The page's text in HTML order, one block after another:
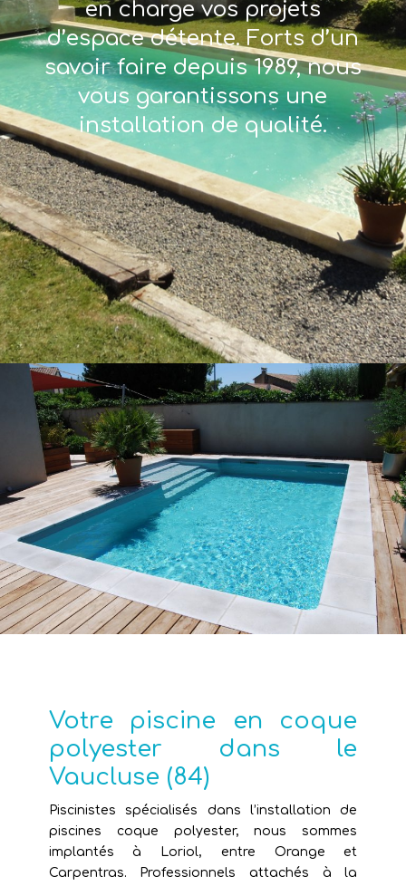
en charge vos projets
d’espace détente. Forts d’un
savoir faire depuis 1989, nous
vous garantissons une
installation de qualité.
Votre piscine en coque
polyester dans le
Vaucluse (84)
Piscinistes spécialisés dans l’installation de
piscines coque polyester, nous sommes
implantés à Loriol, entre Orange et
Carpentras. Professionnels attachés à la